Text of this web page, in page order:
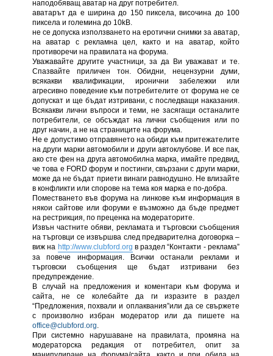
наподобяващ аватар на друг потребител.
аватарът да е ширина до 150 пиксела, височина до 100
пиксела и големина до 10kB.
не се допуска използването на еротични снимки за аватар,
на аватар с рекламна цел, както и на аватар, който
противоречи на правилата на форума.
Уважавайте другите участници, за да Ви уважават и те.
Спазвайте приличен тон. Обидни, нецензурни думи,
всякакви квалификации, иронични забележки или
агресивно поведение към потребителите от форума не се
допускат и ще бъдат изтривани, с последващи наказания.
Всякакви лични въпроси и теми, не засягащи останалите
потребители, се обсъждат на лични съобщения или по
друг начин, а не на страниците на форума.
Не е допустимо отправянето на обиди към притежателите
на други марки автомобили и други автоклубове. И все пак,
ако сте фен на друга автомобилна марка, имайте предвид,
че това е FORD форум и постинги, свързани с други марки,
може да не бъдат приети винаги равнодушно. Не влизайте
в конфликти или спорове на тема коя марка е по-добра.
Поместването във форума на линкове към информация в
някои сайтове или форуми е възможно да бъде предмет
на рестрикция, по преценка на модераторите.
Извън частните обяви, рекламата и търговски съобщения
на търговци се извършва след предварителна договорка –
виж на http://www.clubford.org в раздел “Контакти - реклама”
за повече информация. Всички останали реклами и
търговски съобщения ще бъдат изтривани без
предупреждение.
В случай на предложения и коментари към форума и
сайта, не се колебайте да ги изразите в раздел
“Предложения, похвали и оплаквания”или да се свържете
с произволно избран модератор или да пишете на
office@clubford.org
При системно нарушаване на правилата, промяна на
модераторска редакция от потребител, опит за